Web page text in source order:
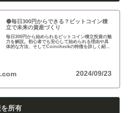
🟠毎日300円からできる？ビットコイン積
立で未来の資産づくり
毎日300円から始められるビットコイン積立投資の魅
力を解説。初心者でも安心して始められる理由や具
体的な方法、そしてCoincheckの特徴を詳しく紹
2024/09/23
所有